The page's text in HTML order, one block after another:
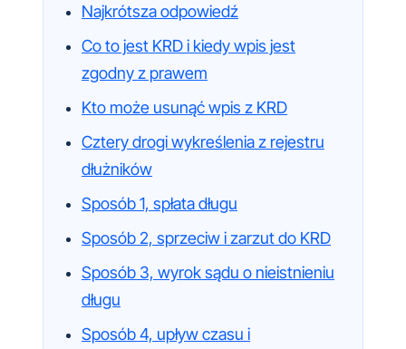
Najkrótsza odpowiedź
Co to jest KRD i kiedy wpis jest
zgodny z prawem
Kto może usunąć wpis z KRD
Cztery drogi wykreślenia z rejestru
dłużników
Sposób 1, spłata długu
Sposób 2, sprzeciw i zarzut do KRD
Sposób 3, wyrok sądu o nieistnieniu
długu
Sposób 4, upływ czasu i